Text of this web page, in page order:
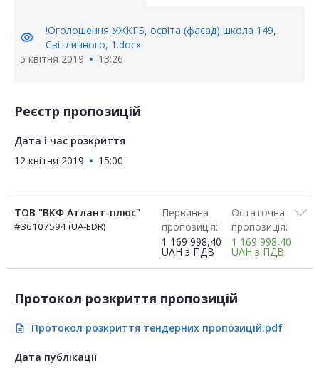
visibility
!Оголошення УЖКГБ, освіта (фасад) школа 149,
Світличного, 1.docx
5 квітня 2019
13:26
Реєстр пропозицій
Дата і час розкриття
12 квітня 2019
15:00
ТОВ "ВКФ Атлант-плюс"
#36107594 (UA-EDR)
Первинна
пропозиція:
1 169 998,40
UAH з ПДВ
Остаточна
пропозиція:
1 169 998,40
UAH з ПДВ
Протокол розкриття пропозицій
description Протокол розкриття тендерних пропозицій.pdf
Дата публікації